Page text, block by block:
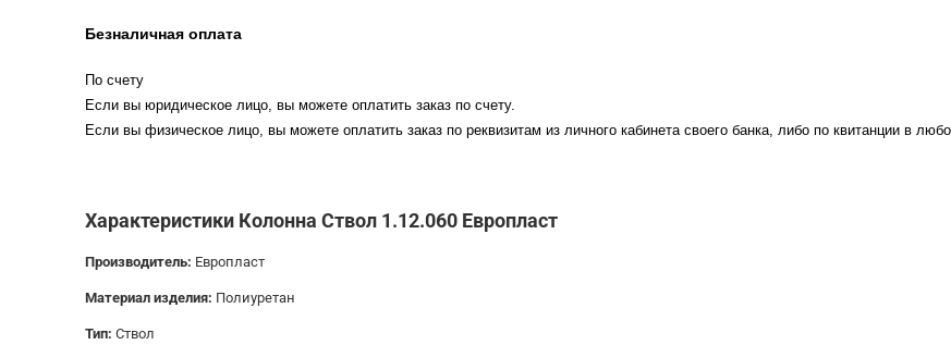
Безналичная оплата
По счету
Если вы юридическое лицо, вы можете оплатить заказ по счету.
Если вы физическое лицо, вы можете оплатить заказ по реквизитам из личного кабинета своего банка, либо по квитанции в
Характеристики Колонна Ствол 1.12.060 Европласт
Производитель: Европласт
Материал изделия: Полиуретан
Тип: Ствол